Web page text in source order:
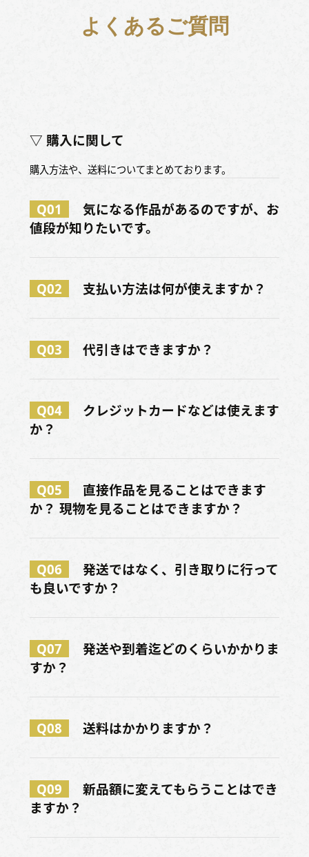
よくあるご質問
▽ 購入に関して
購入方法や、送料についてまとめております。
Q01
気になる作品があるのですが、お
値段が知りたいです。
Q02 支払い方法は何が使えますか？
Q03 代引きはできますか？
Q04
クレジットカードなどは使えます
か？
Q05
直接作品を見ることはできます
か？ 現物を見ることはできますか？
Q06
発送ではなく、引き取りに行って
も良いですか？
Q07
発送や到着迄どのくらいかかりま
すか？
Q08 送料はかかりますか？
Q09
新品額に変えてもらうことはでき
ますか？